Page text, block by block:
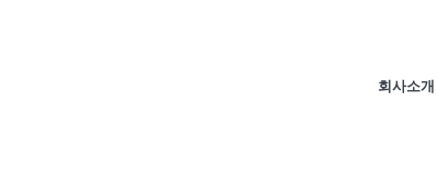
회사소개